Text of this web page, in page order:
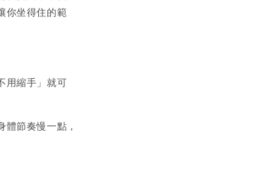
你坐得住的範
用縮手」就可
節奏慢一點，